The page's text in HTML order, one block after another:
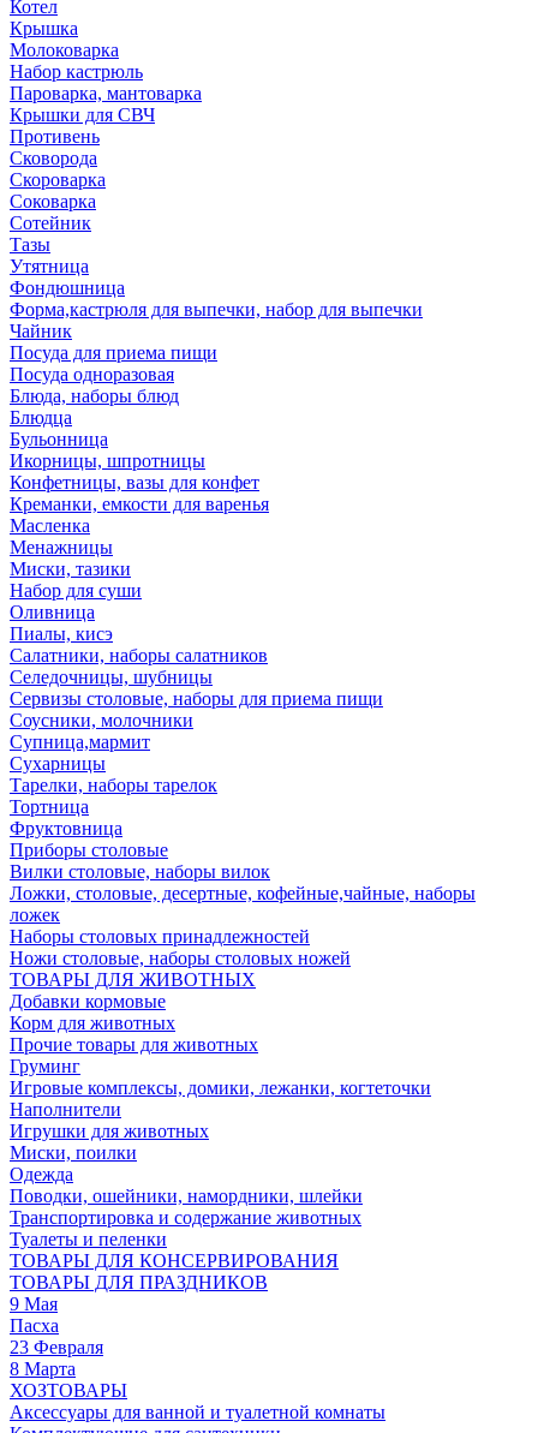
Котел
Крышка
Молоковарка
Набор кастрюль
Пароварка, мантоварка
Крышки для СВЧ
Противень
Сковорода
Скороварка
Соковарка
Сотейник
Тазы
Утятница
Фондюшница
Форма,кастрюля для выпечки, набор для выпечки
Чайник
Посуда для приема пищи
Посуда одноразовая
Блюда, наборы блюд
Блюдца
Бульонница
Икорницы, шпротницы
Конфетницы, вазы для конфет
Креманки, емкости для варенья
Масленка
Менажницы
Миски, тазики
Набор для суши
Оливница
Пиалы, кисэ
Салатники, наборы салатников
Селедочницы, шубницы
Сервизы столовые, наборы для приема пищи
Соусники, молочники
Супница,мармит
Сухарницы
Тарелки, наборы тарелок
Тортница
Фруктовница
Приборы столовые
Вилки столовые, наборы вилок
Ложки, столовые, десертные, кофейные,чайные, наборы
ложек
Наборы столовых принадлежностей
Ножи столовые, наборы столовых ножей
ТОВАРЫ ДЛЯ ЖИВОТНЫХ
Добавки кормовые
Корм для животных
Прочие товары для животных
Груминг
Игровые комплексы, домики, лежанки, когтеточки
Наполнители
Игрушки для животных
Миски, поилки
Одежда
Поводки, ошейники, намордники, шлейки
Транспортировка и содержание животных
Туалеты и пеленки
ТОВАРЫ ДЛЯ КОНСЕРВИРОВАНИЯ
ТОВАРЫ ДЛЯ ПРАЗДНИКОВ
9 Мая
Пасха
23 Февраля
8 Марта
ХОЗТОВАРЫ
Аксессуары для ванной и туалетной комнаты